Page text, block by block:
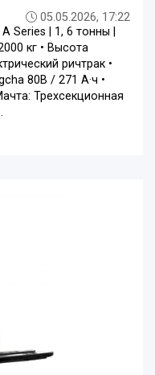
05.05.2026, 17:22
Series | 1, 6 тонны |
кг • Высота
ричтрак •
80В / 271 А·ч •
Трехсекционная